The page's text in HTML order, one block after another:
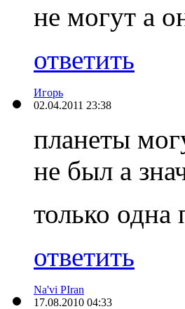
не могут а
ответить
Игорь
02.04.2011 23:38
планеты
не был а
только одна
ответить
Na'vi PIran
17.08.2010 04:33